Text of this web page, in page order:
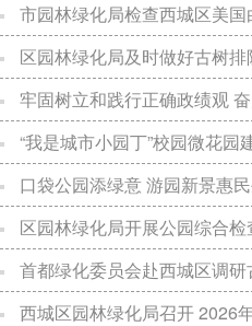
市园林绿化局检查西城区美
区园林绿化局及时做好古树排
牢固树立和践行正确政绩观 奋力谱写园林绿
“我是城市小园丁”校园微花园
口袋公园添绿意 游园新景惠
区园林绿化局开展公园综合检
首都绿化委员会赴西城区调研古树
西城区园林绿化局召开 2026年风险评估及